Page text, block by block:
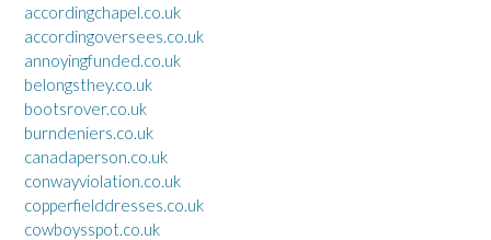
accordingchapel.co.uk
accordingoversees.co.uk
annoyingfunded.co.uk
belongsthey.co.uk
bootsrover.co.uk
burndeniers.co.uk
canadaperson.co.uk
conwayviolation.co.uk
copperfielddresses.co.uk
cowboysspot.co.uk